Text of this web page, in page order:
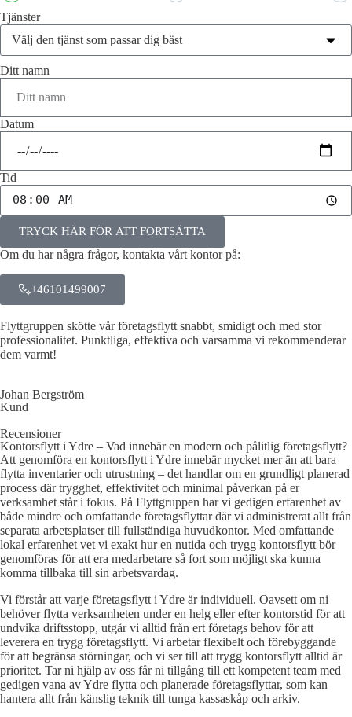
Tjänster
Ditt namn
Datum
Tid
TRYCK HÄR FÖR ATT FORTSÄTTA
Om du har några frågor, kontakta vårt kontor på:
+46101499007
Flyttgruppen skötte vår företagsflytt snabbt, smidigt och med stor
professionalitet. Punktliga, effektiva och varsamma vi rekommenderar
dem varmt!
Johan Bergström
Kund
Recensioner
Kontorsflytt i Ydre – Vad innebär en modern och pålitlig företagsflytt?
Att genomföra en kontorsflytt i Ydre innebär mycket mer än att bara
flytta inventarier och utrustning – det handlar om en grundligt planerad
process där trygghet, effektivitet och minimal påverkan på er
verksamhet står i fokus. På Flyttgruppen har vi gedigen erfarenhet av
både mindre och omfattande företagsflyttar där vi administrerat allt från
separata arbetsplatser till fullständiga huvudkontor. Med omfattande
lokal erfarenhet vet vi exakt hur en nutida och trygg kontorsflytt bör
genomföras för att era medarbetare så fort som möjligt ska kunna
komma tillbaka till sin arbetsvardag.
Vi förstår att varje företagsflytt i Ydre är individuell. Oavsett om ni
behöver flytta verksamheten under en helg eller efter kontorstid för att
undvika driftsstopp, utgår vi alltid från ert företags behov för att
leverera en trygg företagsflytt. Vi arbetar flexibelt och förebyggande
för att begränsa störningar, och vi ser till att trygg kontorsflytt alltid är
prioritet. Tar ni hjälp av oss får ni tillgång till ett kompetent team med
gedigen vana av Ydre flytta och planerade företagsflyttar, som kan
hantera allt från känslig teknik till tunga kassaskåp och arkiv.